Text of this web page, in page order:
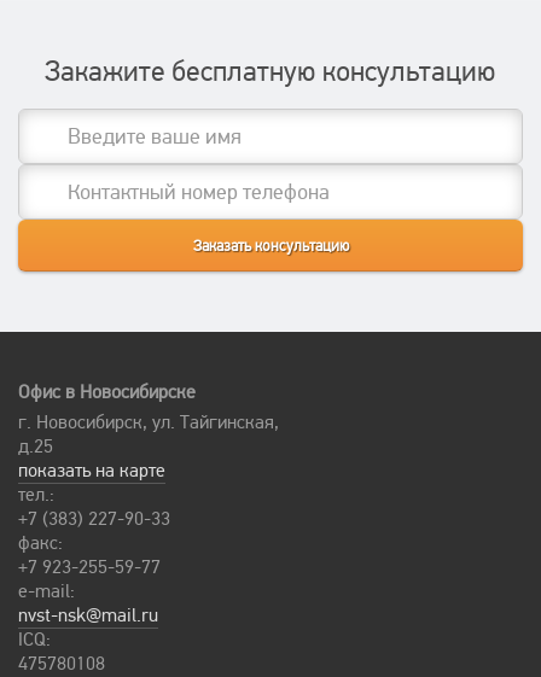
Закажите бесплатную консультацию
Офис в Новосибирске
г. Новосибирск, ул. Тайгинская,
д.25
показать на карте
тел.:
+7 (383) 227-90-33
факс:
+7 923-255-59-77
e-mail:
nvst-nsk@mail.ru
ICQ:
475780108